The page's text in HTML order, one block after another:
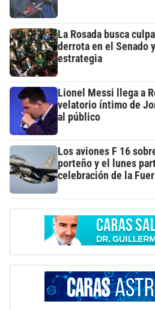
La Rosada busca
derrota en el Senado
estrategia
Lionel Messi llega a
velatorio íntimo de
al público
Los aviones F 16
porteño y el lunes
celebración de la